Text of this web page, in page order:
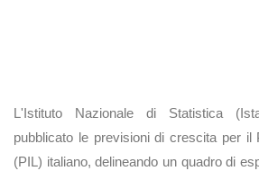
L'Istituto Nazionale di Statistica
pubblicato le previsioni di crescita per il
(PIL) italiano, delineando un quadro di